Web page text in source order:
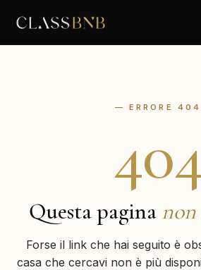
— ERRORE 404
Questa pagina non
Forse il link che hai seguito è
casa che cercavi non è più